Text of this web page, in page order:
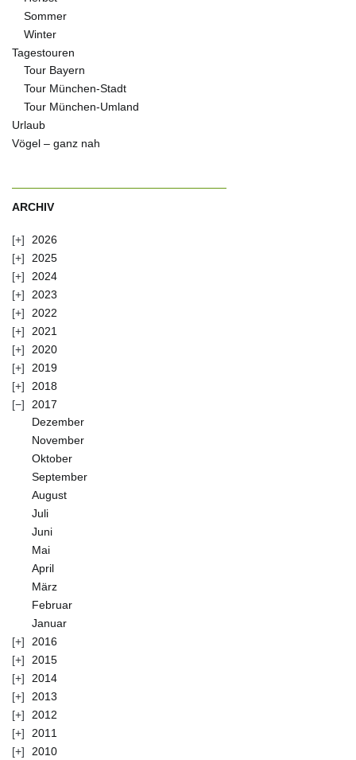
Sommer
Winter
Tagestouren
Tour Bayern
Tour München-Stadt
Tour München-Umland
Urlaub
Vögel – ganz nah
ARCHIV
2026
2025
2024
2023
2022
2021
2020
2019
2018
2017
Dezember
November
Oktober
September
August
Juli
Juni
Mai
April
März
Februar
Januar
2016
2015
2014
2013
2012
2011
2010